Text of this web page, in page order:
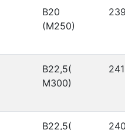
В20
(М250)
В22,5(
М300)
В22,5(